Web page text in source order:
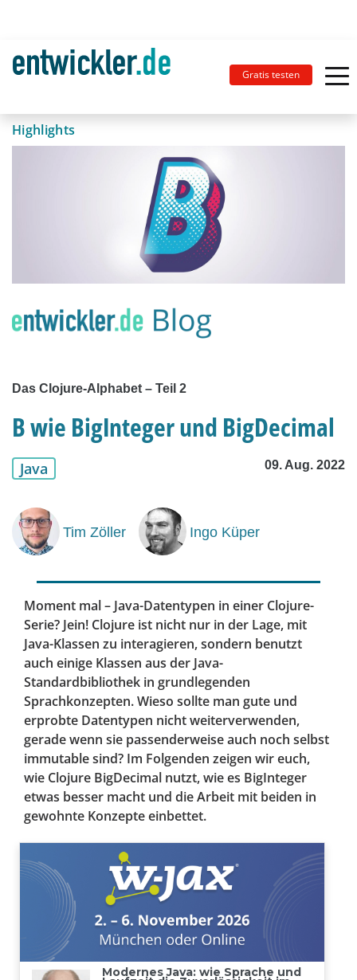
Gratis testen
Highlights
Das Clojure-Alphabet – Teil 2
B wie BigInteger und BigDecimal
Java 09. Aug. 2022
Tim Zöller Ingo Küper
Moment mal – Java-Datentypen in einer Clojure-
Serie? Jein! Clojure ist nicht nur in der Lage, mit
Java-Klassen zu interagieren, sondern benutzt
auch einige Klassen aus der Java-
Standardbibliothek in grundlegenden
Sprachkonzepten. Wieso sollte man gute und
erprobte Datentypen nicht weiterverwenden,
gerade wenn sie passenderweise auch noch selbst
immutable sind? Im Folgenden zeigen wir euch,
wie Clojure BigDecimal nutzt, wie es BigInteger
etwas besser macht und die Arbeit mit beiden in
gewohnte Konzepte einbettet.